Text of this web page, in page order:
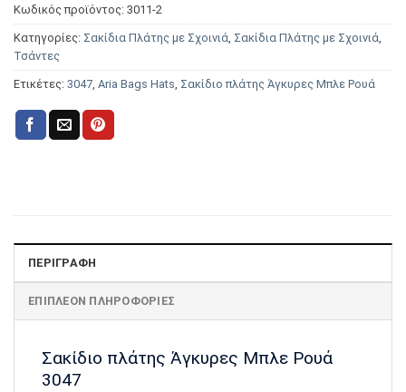
Κωδικός προϊόντος: 3011-2
Κατηγορίες: Σακίδια Πλάτης με Σχοινιά, Σακίδια Πλάτης με Σχοινιά,
Τσάντες
Ετικέτες: 3047, Aria Bags Hats, Σακίδιο πλάτης Άγκυρες Μπλε Ρουά
ΠΕΡΙΓΡΑΦΉ
ΕΠΙΠΛΈΟΝ ΠΛΗΡΟΦΟΡΊΕΣ
Σακίδιο πλάτης Άγκυρες Μπλε Ρουά
3047